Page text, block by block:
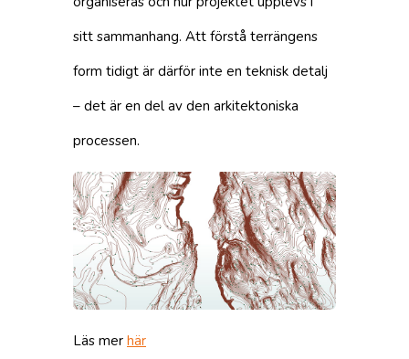
sitt sammanhang. Att förstå terrängens
form tidigt är därför inte en teknisk detalj
– det är en del av den arkitektoniska
processen.
Läs mer här